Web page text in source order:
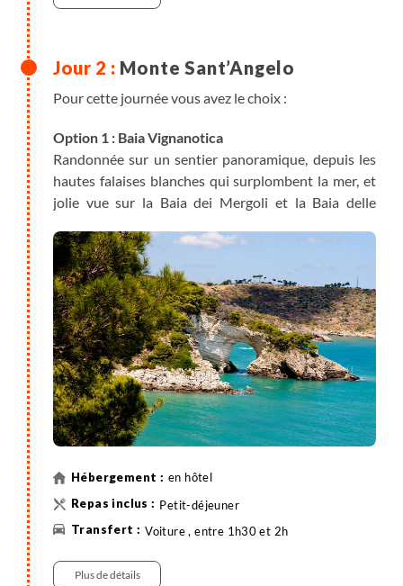
Monte Sant’Angelo
Pour cette journée vous avez le choix :
Option 1 : Baia Vignanotica
Randonnée sur un sentier panoramique, depuis les
hautes falaises blanches qui surplombent la mer, et
jolie vue sur la Baia dei Mergoli et la Baia delle
marche environ).
Option 2 : Randonnée Monte Sacro
Cette randonnée reprend l’ancien sentier des
pèlerins qui allaient à Monte Sant’Angelo pour
adorer San Michele(dénivelés +/-200m, 2h de marche
environ).
Option 3 : Foresta Umbra
Cette randonnée se déroule dans une zone naturelle
protégée, située dans le parc national du Gargano, à
environ 800 mètres d'altitude. La Foresta Umbra
supérieure à 40 mètres, inscrits au patrimoine
mondial de l'Unesco(dénivelés +/-90m, 3h de marche
environ).
en hôtel
Petit-déjeuner
Voiture , entre 1h30 et 2h
Plus de détails